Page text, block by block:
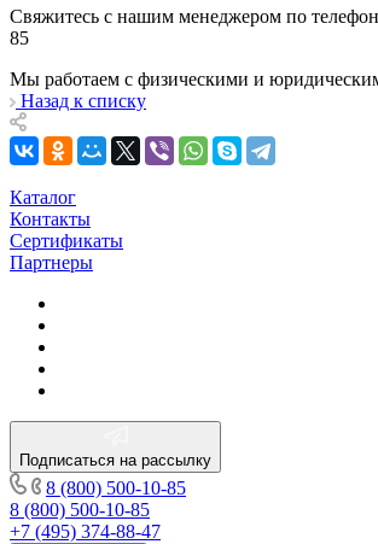
Свяжитесь с нашим менеджером по
85
Мы работаем с физическими и
Назад к списку
Каталог
Контакты
Сертификаты
Партнеры
Подписаться на рассылку
8 (800) 500-10-85
8 (800) 500-10-85
+7 (495) 374-88-47